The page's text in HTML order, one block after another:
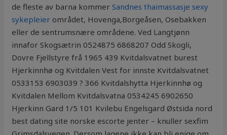
de fleste av barna kommerSandnes thaimassasje sexy
sykepleier området, Hovenga,Borgeåsen, Osebakken
eller de sentrumsnære områdene. Ved Langtjønn
innafor Skogsætrin 0524875 6868207 Odd Skogli,
Dovre Fjellstyre frå 1965 439 Kvitdalsvatnet burest
Hjerkinnhø og Kvitdalen Vest for innste Kvitdalsvatnet
0533153 6903039 ? 366 Kvitdalshytta Hjerkinnhø og
Kvitdalen Mellom Kvitdalsvatna 0534245 6902650
Hjerkinn Gard 1/5 101 Kvilebu Engelsgard Østsida nord
best dating site norske escorte jenter – knuller sexfim